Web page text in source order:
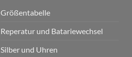
Größentabelle
Reperatur und Batariewechsel
Silber und Uhren